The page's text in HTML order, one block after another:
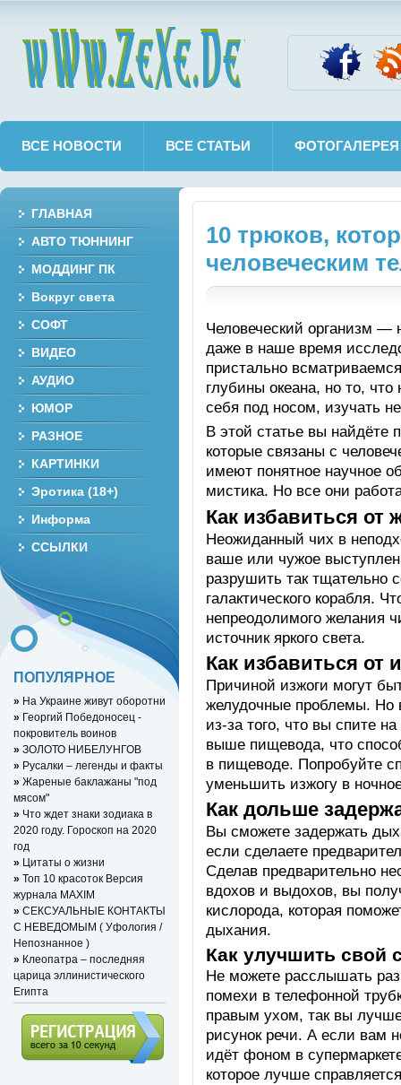
ВСЕ НОВОСТИ ВСЕ СТАТЬИ ФОТОГАЛЕРЕЯ
10 трюков,
человеческим
Человеческий организм —
даже в наше время
пристально
глубины океана, но то,
себя под носом, изучать
В этой статье вы найдёте
которые связаны с
имеют понятное научное
мистика. Но все они
Как избавиться от
Неожиданный чих в
ваше или чужое
разрушить так тщательно
галактического корабля.
непреодолимого желания
источник яркого света.
Как избавиться от
Причиной изжоги могут
желудочные проблемы. Но
из-за того, что вы спите
выше пищевода, что
в пищеводе. Попробуйте
уменьшить изжогу в
Как дольше
Вы сможете задержать
если сделаете
Сделав предварительно
вдохов и выдохов, вы
кислорода, которая
дыхания.
Как улучшить свой
Не можете расслышать
помехи в телефонной
правым ухом, так вы
рисунок речи. А если вам
идёт фоном в
которое лучше
ГЛАВНАЯ
АВТО ТЮННИНГ
МОДДИНГ ПК
Вокруг света
СОФТ
ВИДЕО
АУДИО
ЮМОР
РАЗНОЕ
КАРТИНКИ
Эротика (18+)
Информа
ССЫЛКИ
ПОПУЛЯРНОЕ
» На Украине живут оборотни
» Георгий Победоносец -
покровитель воинов
» ЗОЛОТО НИБЕЛУНГОВ
» Русалки – легенды и факты
» Жареные баклажаны "под
мясом"
» Что ждет знаки зодиака в
2020 году. Гороскоп на 2020
год
» Цитаты о жизни
» Топ 10 красоток Версия
журнала MAXIM
» СЕКСУАЛЬНЫЕ КОНТАКТЫ
С НЕВЕДОМЫМ ( Уфология /
Непознанное )
» Клеопатра – последняя
царица эллинистического
Египта